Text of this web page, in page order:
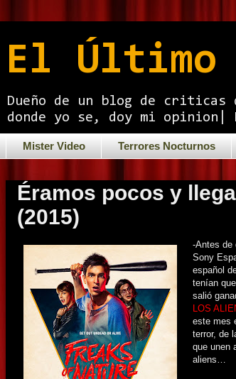
El
Dueño de un blog de criticas
donde yo se, doy mi opinion|
Mister Video Terrores Nocturnos
Éramos pocos y
(2015)
-Antes de
Sony
español
tenían
salió
LOS
este mes
terror, de
que unen
aliens…